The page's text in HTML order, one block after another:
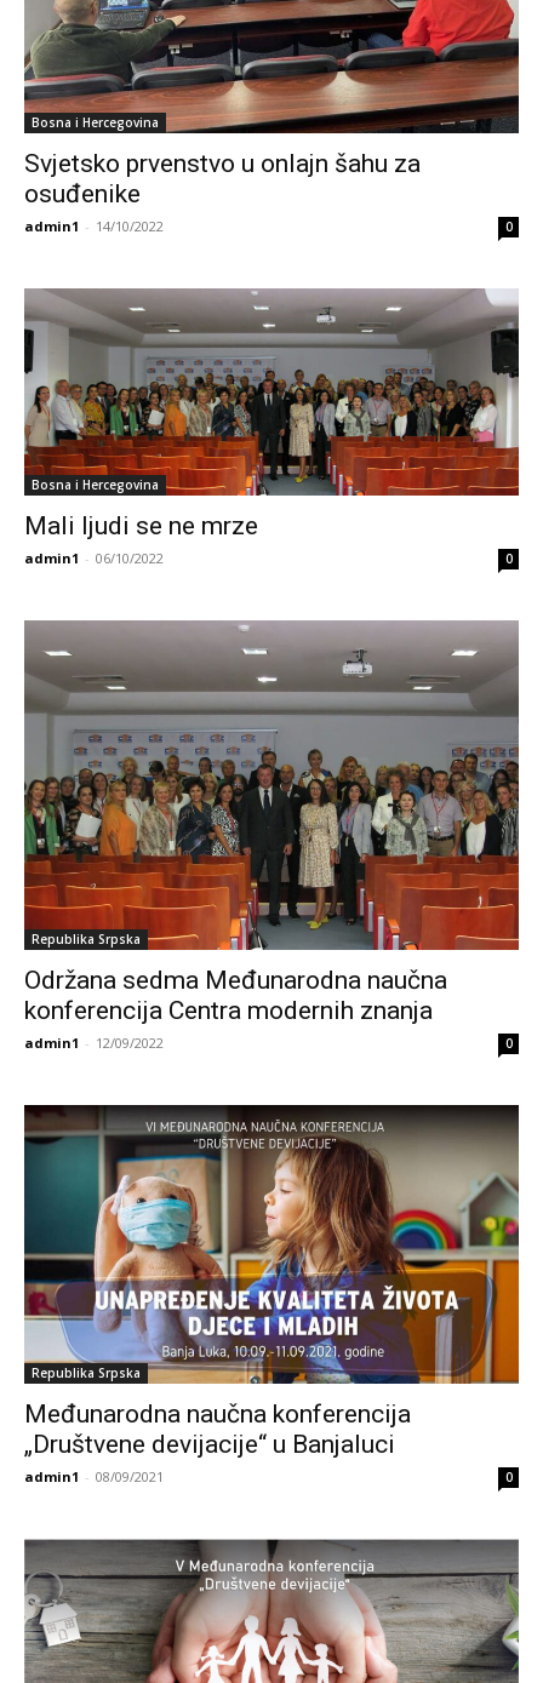
Bosna i Hercegovina
Svjetsko prvenstvo u onlajn šahu za
osuđenike
admin1 - 14/10/2022 0
Bosna i Hercegovina
Mali ljudi se ne mrze
admin1 - 06/10/2022 0
Republika Srpska
Održana sedma Međunarodna naučna
konferencija Centra modernih znanja
admin1 - 12/09/2022 0
Republika Srpska
Međunarodna naučna konferencija
„Društvene devijacije“ u Banjaluci
admin1 - 08/09/2021 0